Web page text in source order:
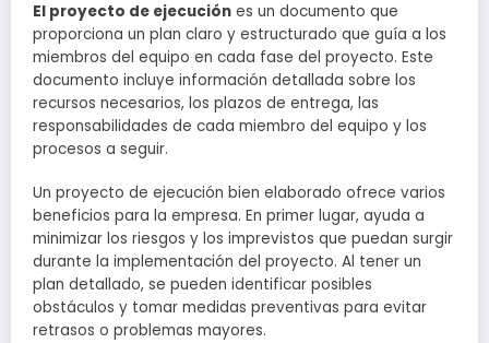
El proyecto de ejecución es un documento que
proporciona un plan claro y estructurado que guía a los
miembros del equipo en cada fase del proyecto. Este
documento incluye información detallada sobre los
recursos necesarios, los plazos de entrega, las
responsabilidades de cada miembro del equipo y los
procesos a seguir.
Un proyecto de ejecución bien elaborado ofrece varios
beneficios para la empresa. En primer lugar, ayuda a
minimizar los riesgos y los imprevistos que puedan surgir
durante la implementación del proyecto. Al tener un
plan detallado, se pueden identificar posibles
obstáculos y tomar medidas preventivas para evitar
retrasos o problemas mayores.